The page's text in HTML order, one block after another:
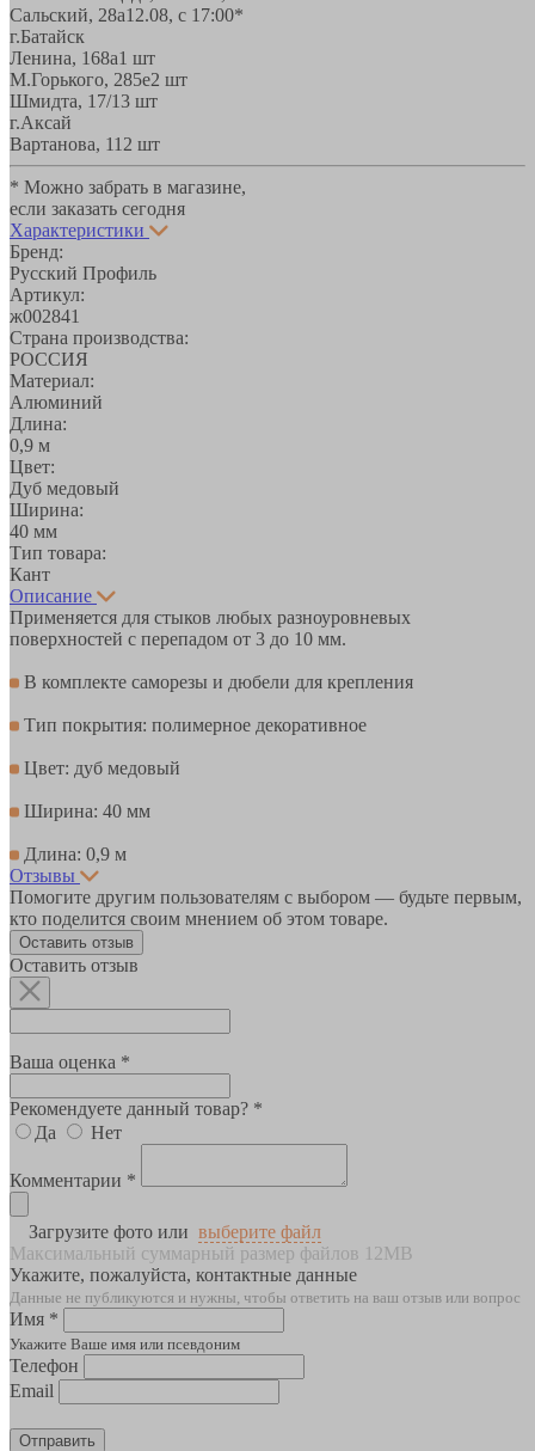
Сальский, 28a12.08, с 17:00*
г.Батайск
Ленина, 168а1 шт
М.Горького, 285е2 шт
Шмидта, 17/13 шт
г.Аксай
Вартанова, 11 2 шт
* Можно забрать в магазине,
если заказать сегодня
Характеристики
Бренд:
Русский Профиль
Артикул:
ж002841
Страна производства:
РОССИЯ
Материал:
Алюминий
Длина:
0,9 м
Цвет:
Дуб медовый
Ширина:
40 мм
Тип товара:
Кант
Описание
Применяется для стыков любых разноуровневых
поверхностей с перепадом от 3 до 10 мм.
В комплекте саморезы и дюбели для крепления
Тип покрытия: полимерное декоративное
Цвет: дуб медовый
Ширина: 40 мм
Длина: 0,9 м
Отзывы
Помогите другим пользователям с выбором — будьте первым,
кто поделится своим мнением об этом товаре.
Оставить отзыв
Оставить отзыв
Ваша оценка *
Рекомендуете данный товар? *
Да
Нет
Комментарии *
Загрузите фото или выберите файл
Максимальный суммарный размер файлов 12MB
Укажите, пожалуйста, контактные данные
Данные не публикуются и нужны, чтобы ответить на ваш отзыв или вопрос
Имя *
Укажите Ваше имя или псевдоним
Телефон
Email
Отправить